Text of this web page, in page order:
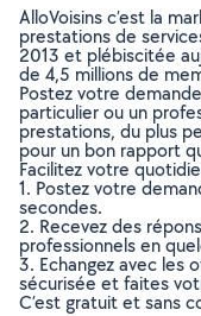
AlloVoisins c’est la
prestations de
2013 et plébiscitée
de 4,5 millions de
Postez votre
particulier ou un
prestations, du plus
pour un bon rapport
Facilitez votre
1. Postez votre
secondes.
2. Recevez des
professionnels en
3. Echangez avec les
sécurisée et faites
C’est gratuit et sans